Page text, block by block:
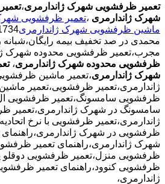
تعمیر ظرفشویی شهرک ژاندارمری،
شهرک ژاندارمری ،تعمیر ظرفشویی
ماشین ظرفشویی شهرک ژاندارمری
محمدی در صد تخفیف بیمه
مجرب،تعمیر ظرفشویی محدوده شهرک
ظرفشویی محدوده شهرک ژاندارمری،
شهرک ژاندارمری،تعمیر ماشین
ژاندارمری،تعمیر ظرفشویی،تعمیر
ظرفشویی سامسونگ،تعمیر ظرفشویی
سامسونگ در شهرک ژاندارمری،تعمیر
ژاندارمری،تعمیر ظرفشویی با نرخ
ظرفشویی در شهرک
شهرک ژاندارمری،راهنمای تعمیر
ظرفشویی منزل،تعمیر ظرفشویی دوقلو
ظرفشویی کنوود،راهنمای تعمیر
ژاندارمری،